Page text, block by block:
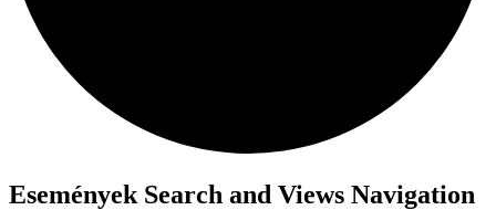
Események Search and Views Navigation